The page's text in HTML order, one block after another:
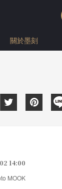
關於墨刻
14:00
MOOK